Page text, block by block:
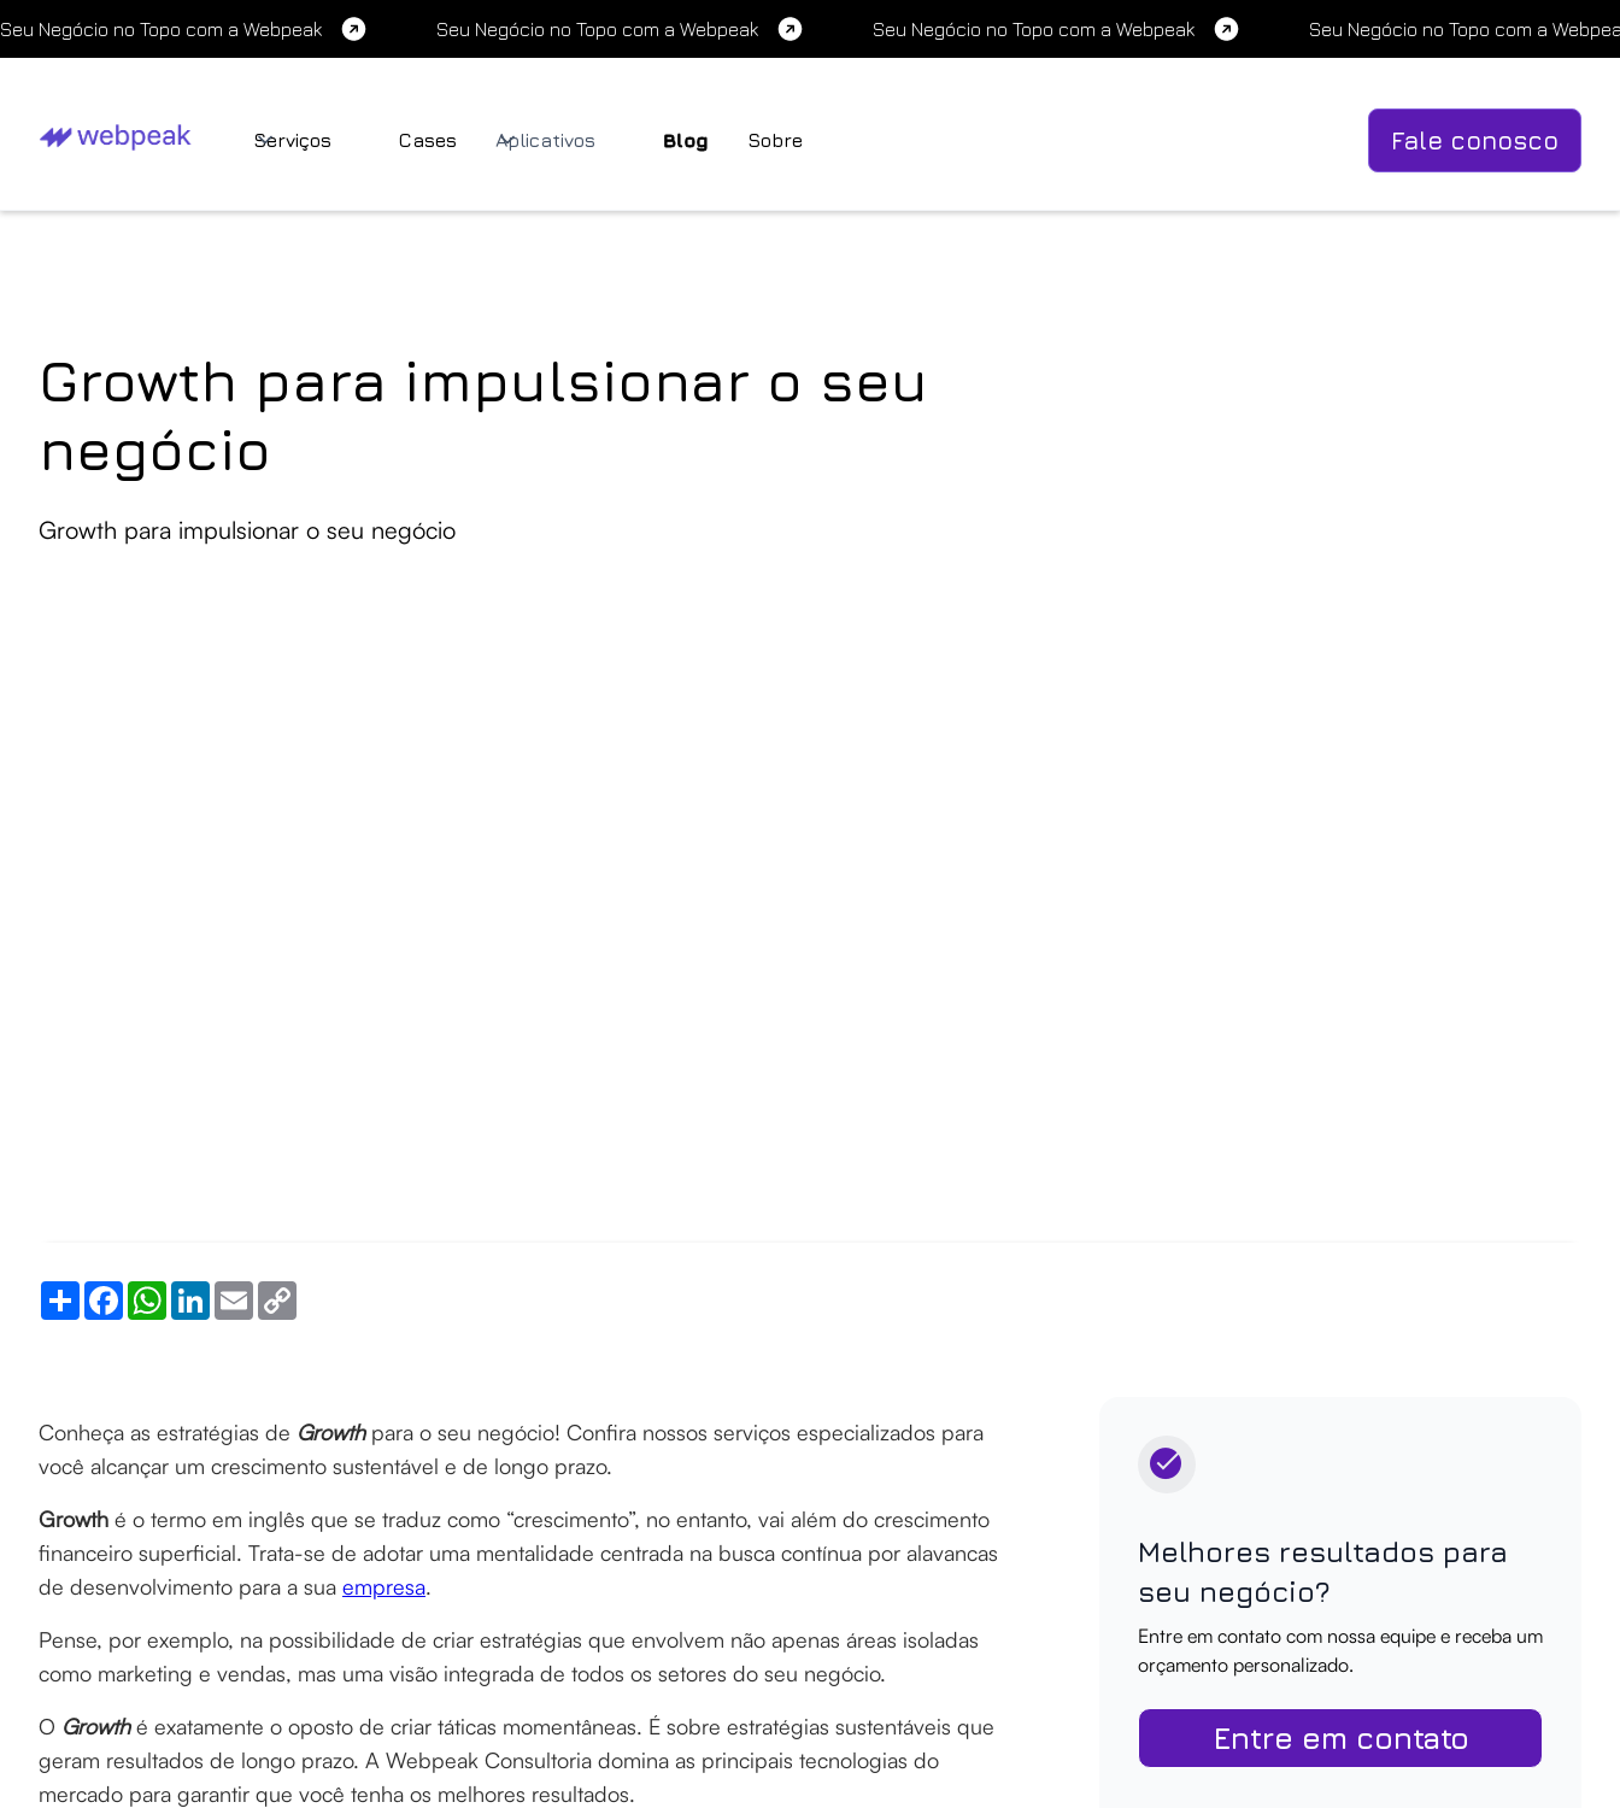
Seu Negócio no Topo com a Webpeak Seu Negócio no Topo com a Webpeak Seu Negócio no Topo com a Webpeak Seu Negócio no Topo com a
Serviços Cases Aplicativos Blog Sobre Fale conosco
Growth para impulsionar o seu
negócio
Growth para impulsionar o seu negócio
Share FacebookWhatsApp
LinkedInEmail
Conheça as estratégias de Growth para o seu negócio! Confira nossos serviços especializados para
você alcançar um crescimento sustentável e de longo prazo.
Growth é o termo em inglês que se traduz como “crescimento”, no entanto, vai além do crescimento
financeiro superficial. Trata-se de adotar uma mentalidade centrada na busca contínua por alavancas
de desenvolvimento para a sua empresa.
Pense, por exemplo, na possibilidade de criar estratégias que envolvem não apenas áreas isoladas
como marketing e vendas, mas uma visão integrada de todos os setores do seu negócio.
O Growthé exatamente o oposto de criar táticas momentâneas. É sobre estratégias sustentáveis ​​que
geram resultados de longo prazo. A Webpeak Consultoria domina as principais tecnologias do
mercado para garantir que você tenha os melhores resultados.
Melhores resultados para
seu negócio?
Entre em contato com nossa equipe e receba um
orçamento personalizado.
Entre em contato